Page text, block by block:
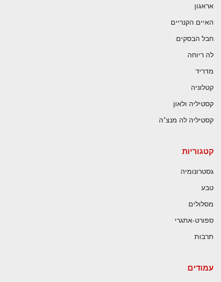
אראגון
האיים הקנריים
חבל הבסקים
לה ריוחה
מדריד
קטלוניה
קסטיליה ולאון
קסטיליה לה מנצ׳ה
קטגוריות
גסטרונומיה
טבע
מסלולים
ספורט-אתגרי
תרבות
עמודים